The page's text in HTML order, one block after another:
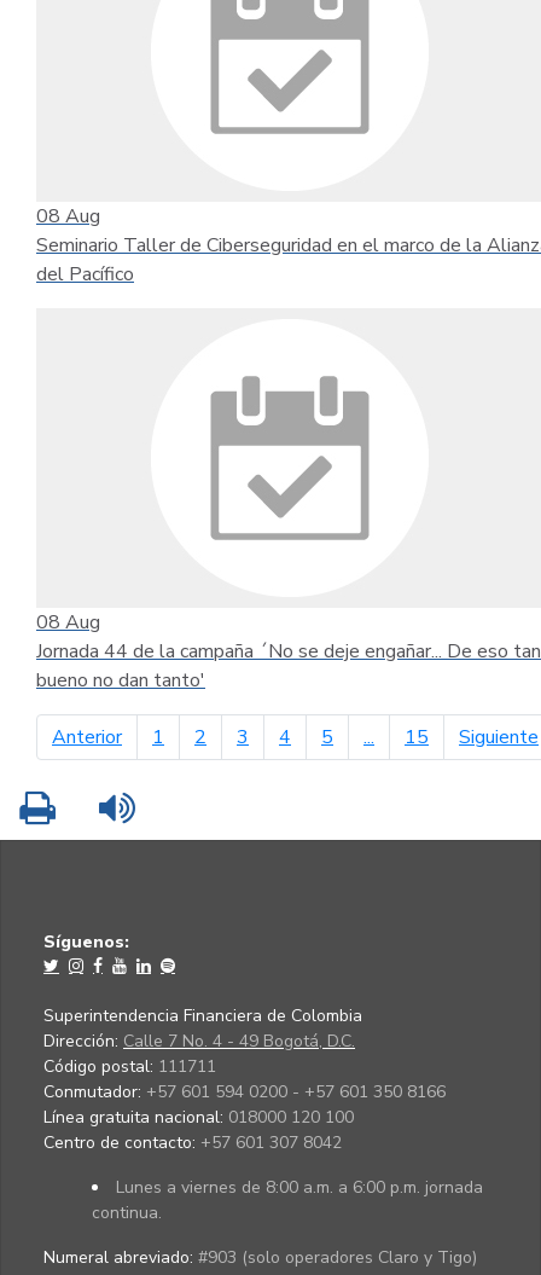
08 Aug
Seminario Taller de Ciberseguridad en el marco de la
del Pacífico
08 Aug
Jornada 44 de la campaña ´No se deje engañar... De eso tan
bueno no dan tanto'
Anteriorpágina anterior
1 2 3 4 5 ... 15 Siguiente
Imprimir
Síguenos:
Superintendencia Financiera de Colombia
Dirección: Calle 7 No. 4 - 49 Bogotá, D.C.
Código postal: 111711
Conmutador: +57 601 594 0200 - +57 601 350 8166
Línea gratuita nacional: 018000 120 100
Centro de contacto: +57 601 307 8042
Lunes a viernes de 8:00 a.m. a 6:00 p.m. jornada
continua.
Numeral abreviado: #903 (solo operadores Claro y Tigo)